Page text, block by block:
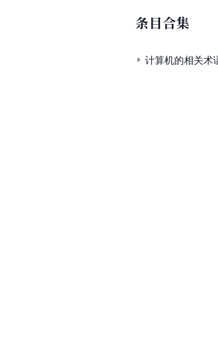
条目合集
计算机的相关术